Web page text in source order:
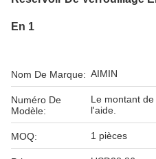
En 1
Nom De Marque: AIMIN
Numéro De
Modèle:
Le montant
l'aide.
MOQ: 1 pièces